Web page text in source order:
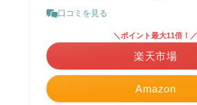
口コミを見る
Amazon
＼ポイント最大11倍！／
楽天市場